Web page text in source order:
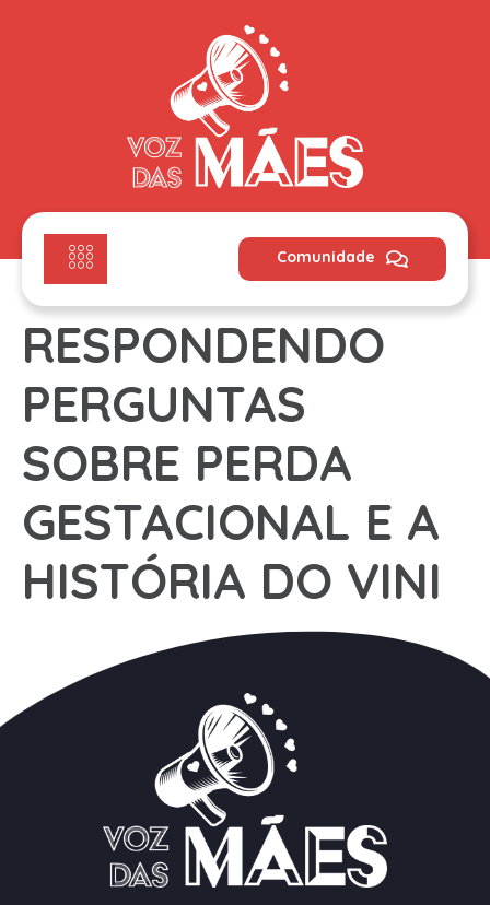
Comunidade
RESPONDENDO
PERGUNTAS
SOBRE PERDA
GESTACIONAL E A
HISTÓRIA DO VINI